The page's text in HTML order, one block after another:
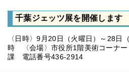
千葉ジェッツ展を開催します
〈日時〉9月20日（火曜日）～28日
時 〈会場〉市役所1階美術コーナ
課 電話番号436-2914